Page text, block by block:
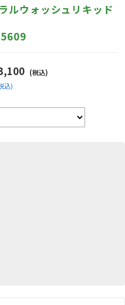
ルウォッシュリキッド
(税込)
込)